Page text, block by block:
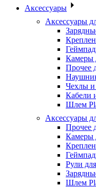
Аксессуары
Аксессуары
Камеры
Прочее
Чехлы и
Кабели
Шлем
Аксессуары
Прочее
Камеры
Рули
Шлем